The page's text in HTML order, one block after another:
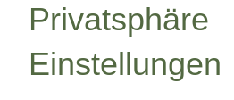
Privatsphäre
Einstellungen